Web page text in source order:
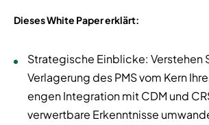
Dieses White Paper erklärt:
Strategische Einblicke: Verstehen
Verlagerung des PMS vom Kern
engen Integration mit CDM und
verwertbare Erkenntnisse